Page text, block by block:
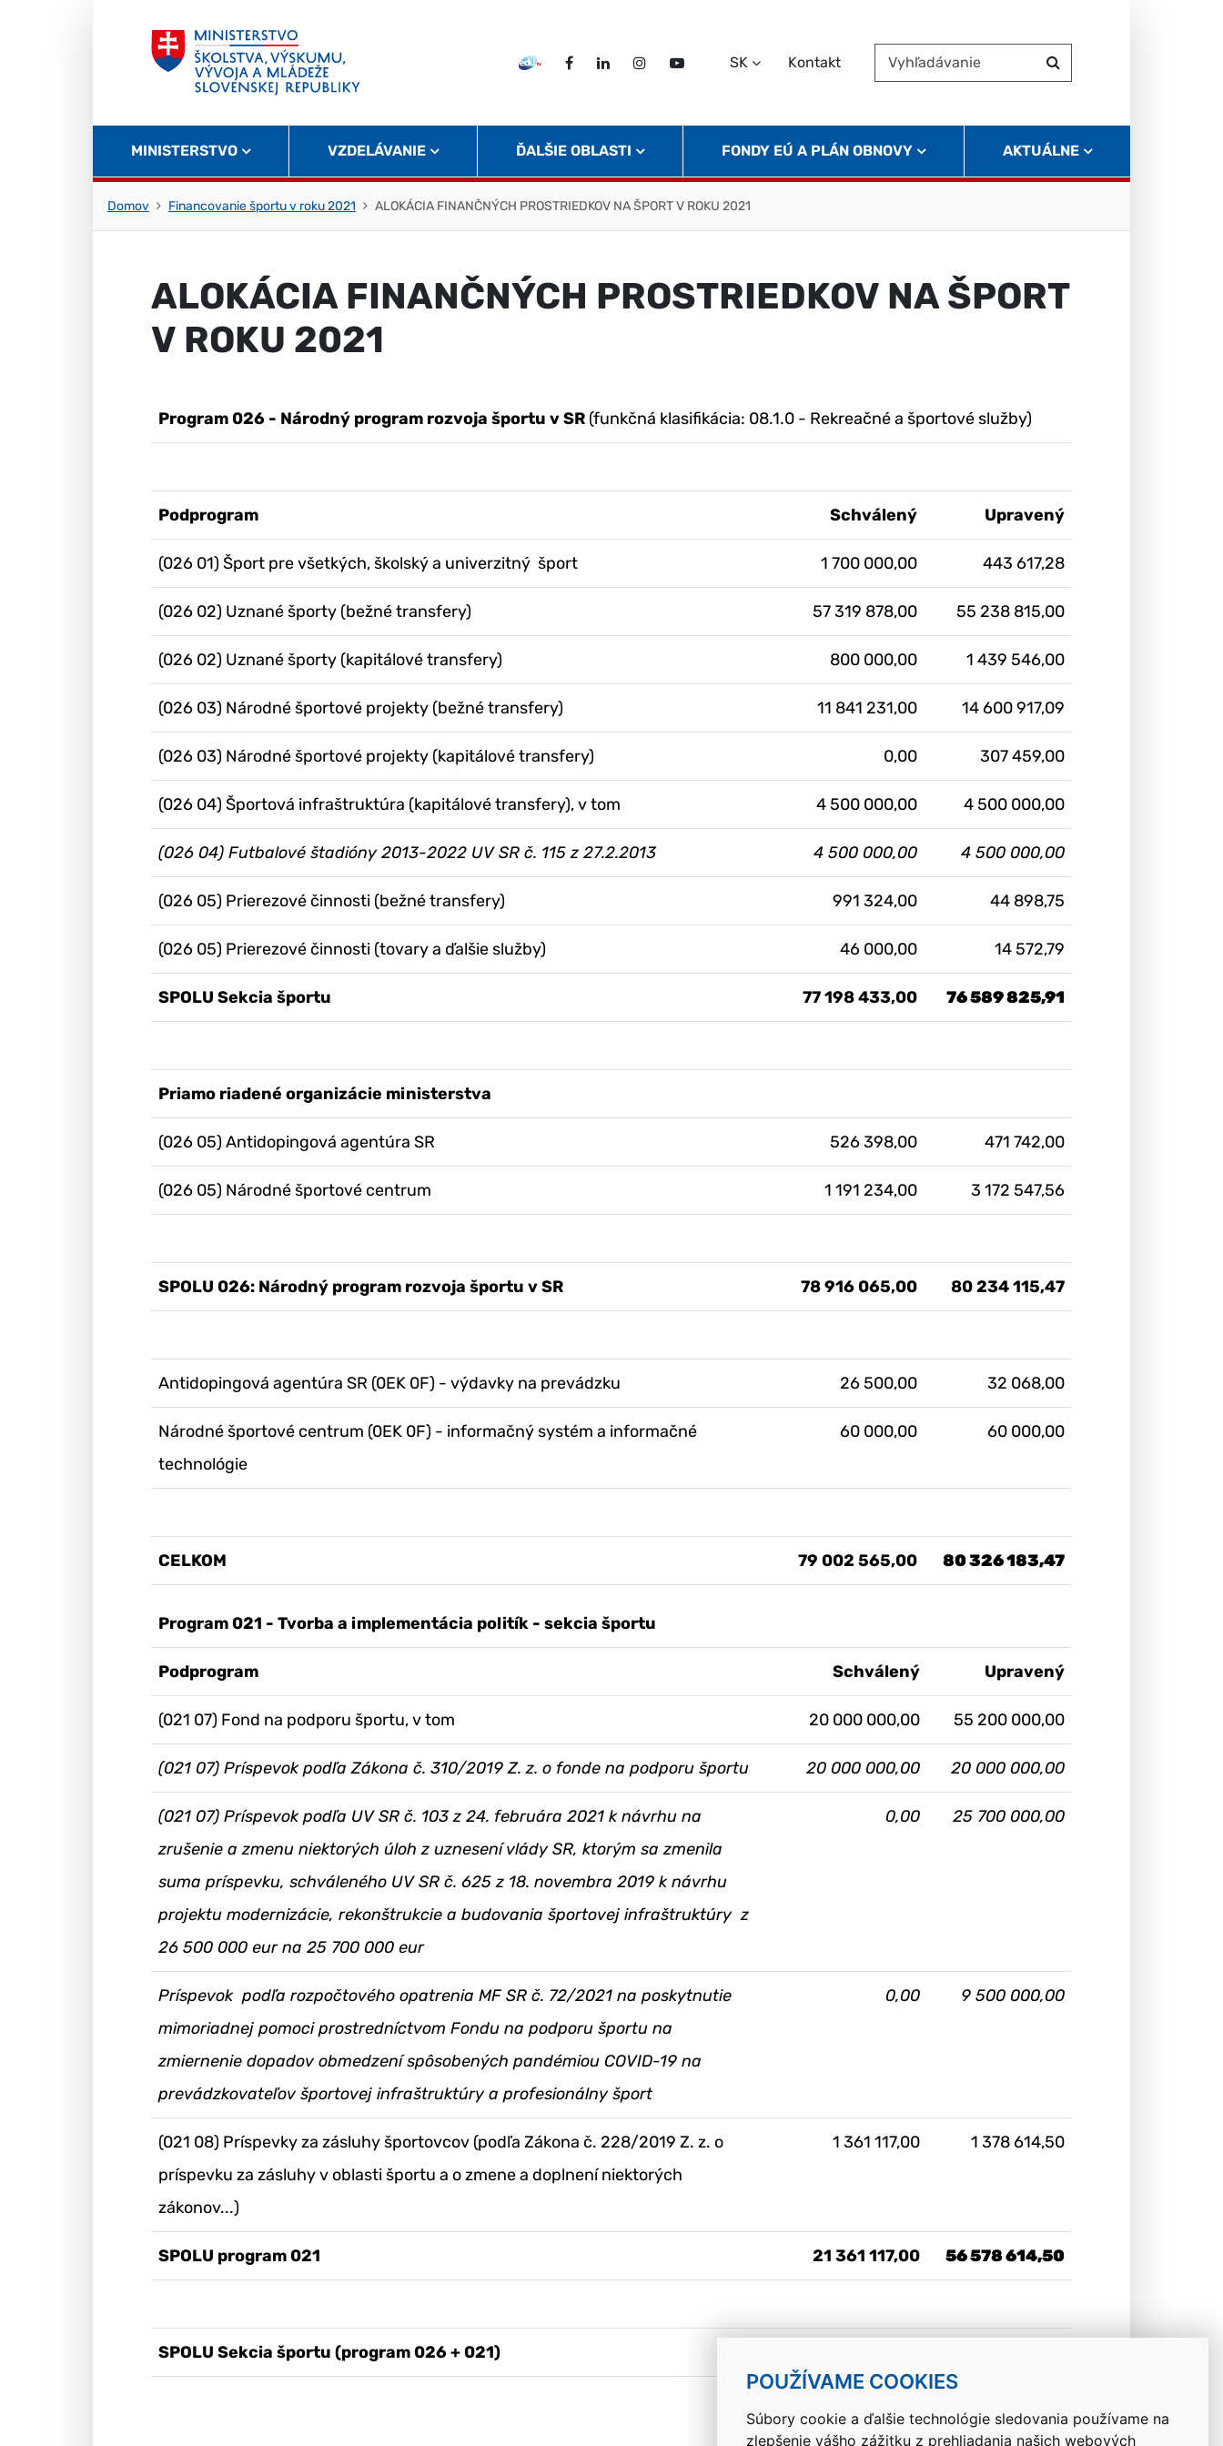
POUŽÍVAME COOKIES
Súbory cookie a ďalšie technológie sledovania používame na
zlepšenie vášho zážitku z prehliadania našich webových
EDU TVFacebookLinkedInInstagram
Twitter
SK Kontakt
Vyhľadávanie
Hľadať
MINISTERSTVO VZDELÁVANIE ĎALŠIE OBLASTI FONDY EÚ A PLÁN OBNOVY AKTUÁLNE
Domov Financovanie športu v roku 2021 ALOKÁCIA FINANČNÝCH PROSTRIEDKOV NA ŠPORT V ROKU 2021
ALOKÁCIA FINANČNÝCH PROSTRIEDKOV NA ŠPORT
V ROKU 2021
Program 026 - Národný program rozvoja športu v SR (funkčná klasifikácia: 08.1.0 - Rekreačné a športové služby)
Podprogram Schválený Upravený
(026 01) Šport pre všetkých, školský a univerzitný šport 1 700 000,00 443 617,28
(026 02) Uznané športy (bežné transfery) 57 319 878,00 55 238 815,00
(026 02) Uznané športy (kapitálové transfery) 800 000,00 1 439 546,00
(026 03) Národné športové projekty (bežné transfery) 11 841 231,00 14 600 917,09
(026 03) Národné športové projekty (kapitálové transfery) 0,00 307 459,00
(026 04) Športová infraštruktúra (kapitálové transfery), v tom 4 500 000,00 4 500 000,00
(026 04) Futbalové štadióny 2013-2022 UV SR č. 115 z 27.2.2013 4 500 000,00 4 500 000,00
(026 05) Prierezové činnosti (bežné transfery) 991 324,00 44 898,75
(026 05) Prierezové činnosti (tovary a ďalšie služby) 46 000,00 14 572,79
SPOLU Sekcia športu 77 198 433,00 76 589 825,91
Priamo riadené organizácie ministerstva
(026 05) Antidopingová agentúra SR 526 398,00 471 742,00
(026 05) Národné športové centrum 1 191 234,00 3 172 547,56
SPOLU 026: Národný program rozvoja športu v SR 78 916 065,00 80 234 115,47
Antidopingová agentúra SR (0EK 0F) - výdavky na prevádzku 26 500,00 32 068,00
Národné športové centrum (0EK 0F) - informačný systém a informačné
technológie
60 000,00 60 000,00
CELKOM 79 002 565,00 80 326 183,47
Program 021 - Tvorba a implementácia politík - sekcia športu
Podprogram Schválený Upravený
(021 07) Fond na podporu športu, v tom 20 000 000,00 55 200 000,00
(021 07) Príspevok podľa Zákona č. 310/2019 Z. z. o fonde na podporu športu 20 000 000,00 20 000 000,00
(021 07) Príspevok podľa UV SR č. 103 z 24. februára 2021 k návrhu na
zrušenie a zmenu niektorých úloh z uznesení vlády SR, ktorým sa zmenila
suma príspevku, schváleného UV SR č. 625 z 18. novembra 2019 k návrhu
projektu modernizácie, rekonštrukcie a budovania športovej infraštruktúry z
26 500 000 eur na 25 700 000 eur
0,00 25 700 000,00
Príspevok podľa rozpočtového opatrenia MF SR č. 72/2021 na poskytnutie
mimoriadnej pomoci prostredníctvom Fondu na podporu športu na
zmiernenie dopadov obmedzení spôsobených pandémiou COVID-19 na
prevádzkovateľov športovej infraštruktúry a profesionálny šport
0,00 9 500 000,00
(021 08) Príspevky za zásluhy športovcov (podľa Zákona č. 228/2019 Z. z. o
príspevku za zásluhy v oblasti športu a o zmene a doplnení niektorých
zákonov...)
1 361 117,00 1 378 614,50
SPOLU program 021 21 361 117,00 56 578 614,50
SPOLU Sekcia športu (program 026 + 021)